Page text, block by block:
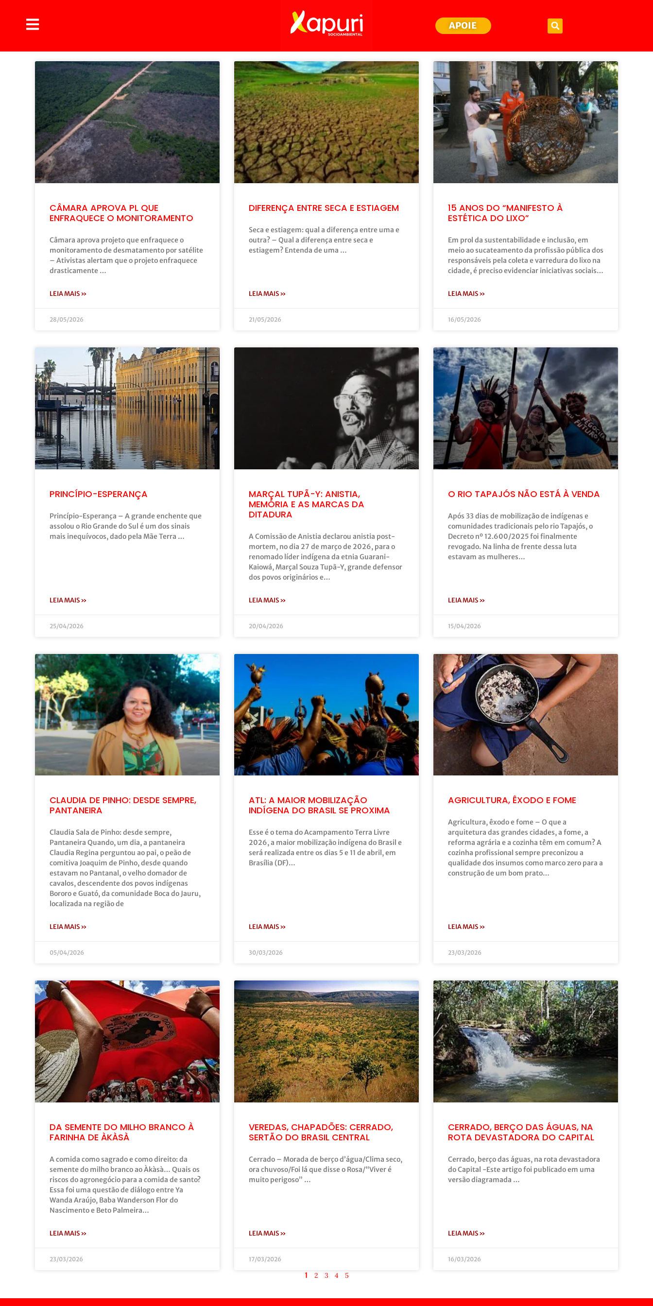
APOIE
CÂMARA APROVA PL QUE
ENFRAQUECE O MONITORAMENTO
Câmara aprova projeto que enfraquece o
monitoramento de desmatamento por satélite
– Ativistas alertam que o projeto enfraquece
drasticamente …
LEIA MAIS »
28/05/2026
DIFERENÇA ENTRE SECA E ESTIAGEM
Seca e estiagem: qual a diferença entre uma e
outra? – Qual a diferença entre seca e
estiagem? Entenda de uma …
LEIA MAIS »
21/05/2026
15 ANOS DO “MANIFESTO À
ESTÉTICA DO LIXO”
Em prol da sustentabilidade e inclusão, em
meio ao sucateamento da profissão pública dos
responsáveis pela coleta e varredura do lixo na
cidade, é preciso evidenciar iniciativas sociais…
LEIA MAIS »
16/05/2026
PRINCÍPIO-ESPERANÇA
Princípio-Esperança – A grande enchente que
assolou o Rio Grande do Sul é um dos sinais
mais inequívocos, dado pela Mãe Terra …
LEIA MAIS »
25/04/2026
MARÇAL TUPÃ-Y: ANISTIA,
MEMÓRIA E AS MARCAS DA
DITADURA
A Comissão de Anistia declarou anistia post-
mortem, no dia 27 de março de 2026, para o
renomado líder indígena da etnia Guarani-
Kaiowá, Marçal Souza Tupã-Y, grande defensor
dos povos originários e…
LEIA MAIS »
20/04/2026
O RIO TAPAJÓS NÃO ESTÁ À VENDA
Após 33 dias de mobilização de indígenas e
comunidades tradicionais pelo rio Tapajós, o
Decreto nº 12.600/2025 foi finalmente
revogado. Na linha de frente dessa luta
estavam as mulheres…
LEIA MAIS »
15/04/2026
CLAUDIA DE PINHO: DESDE SEMPRE,
PANTANEIRA
Claudia Sala de Pinho: desde sempre,
Pantaneira Quando, um dia, a pantaneira
Claudia Regina perguntou ao pai, o peão de
comitiva Joaquim de Pinho, desde quando
estavam no Pantanal, o velho domador de
cavalos, descendente dos povos indígenas
Bororo e Guató, da comunidade Boca do Jauru,
localizada na região de
LEIA MAIS »
05/04/2026
ATL: A MAIOR MOBILIZAÇÃO
INDÍGENA DO BRASIL SE PROXIMA
Esse é o tema do Acampamento Terra Livre
2026, a maior mobilização indígena do Brasil e
será realizada entre os dias 5 e 11 de abril, em
Brasília (DF)…
LEIA MAIS »
30/03/2026
AGRICULTURA, ÊXODO E FOME
Agricultura, êxodo e fome – O que a
arquitetura das grandes cidades, a fome, a
reforma agrária e a cozinha têm em comum? A
cozinha profissional sempre preconizou a
qualidade dos insumos como marco zero para a
construção de um bom prato…
LEIA MAIS »
23/03/2026
DA SEMENTE DO MILHO BRANCO À
FARINHA DE ÀKÀSÀ
A comida como sagrado e como direito: da
semente do milho branco ao Àkàsà… Quais os
riscos do agronegócio para a comida de santo?
Essa foi uma questão de diálogo entre Ya
Wanda Araújo, Baba Wanderson Flor do
Nascimento e Beto Palmeira…
LEIA MAIS »
23/03/2026
VEREDAS, CHAPADÕES: CERRADO,
SERTÃO DO BRASIL CENTRAL
Cerrado – Morada de berço d’água/Clima seco,
ora chuvoso/Foi lá que disse o Rosa/“Viver é
muito perigoso” …
LEIA MAIS »
17/03/2026
CERRADO, BERÇO DAS ÁGUAS, NA
ROTA DEVASTADORA DO CAPITAL
Cerrado, berço das águas, na rota devastadora
do Capital -Este artigo foi publicado em uma
versão diagramada …
LEIA MAIS »
16/03/2026
1 2 3 4 5